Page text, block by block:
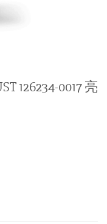
126234-0017 亮